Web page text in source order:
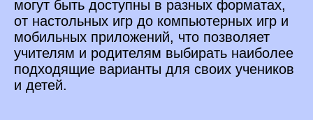
могут быть доступны в разных форматах,
от настольных игр до компьютерных игр и
мобильных приложений, что позволяет
учителям и родителям выбирать наиболее
подходящие варианты для своих учеников
и детей.